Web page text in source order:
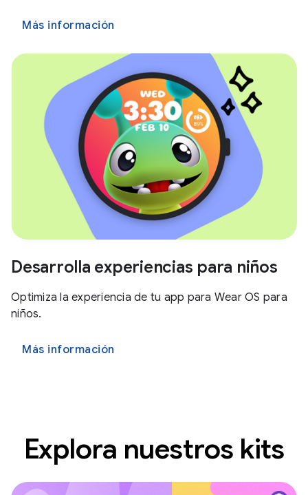
Más información
Desarrolla experiencias para niños
Optimiza la experiencia de tu app para Wear OS para
niños.
Más información
Explora nuestros kits